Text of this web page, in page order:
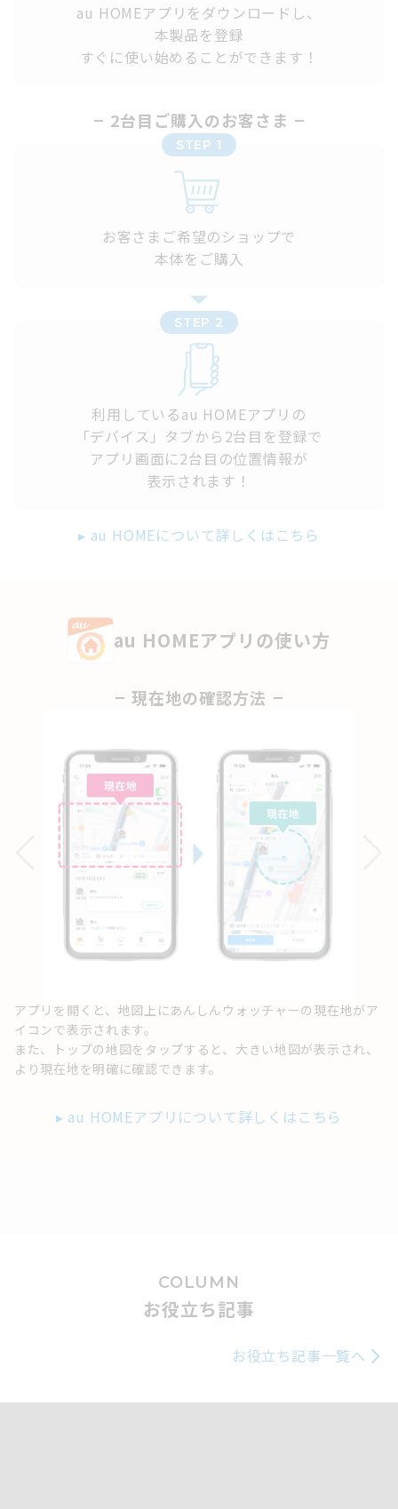
au HOMEアプリをダウンロードし、
本製品を登録
すぐに使い始めることができます！
2台目ご購入のお客さま
STEP 1
お客さまご希望のショップで
本体をご購入
STEP 2
利用しているau HOMEアプリの
「デバイス」タブから2台目を登録で
アプリ画面に2台目の位置情報が
表示されます！
▸ au HOMEについて詳しくはこちら
au HOMEアプリの使い方
現在地の確認方法
アプリを開くと、地図上にあんしんウォッチャーの現在地がア
イコンで表示されます。
また、トップの地図をタップすると、大きい地図が表示され、
より現在地を明確に確認できます。
▸ au HOMEアプリについて詳しくはこちら
COLUMN
お役立ち記事
お役立ち記事一覧へ